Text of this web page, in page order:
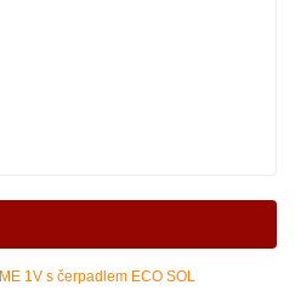
solární systémy, tepelná čerpadla a
1V s čerpadlem ECO SOL